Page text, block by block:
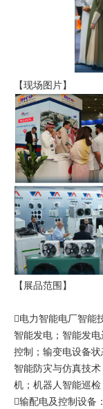
【现场图片】
【展品范围】
电力智能电厂智能
智能发电；智能发
控制；输变电设备
智能防灾与仿真技
机；机器人智能巡
输配电及控制设备